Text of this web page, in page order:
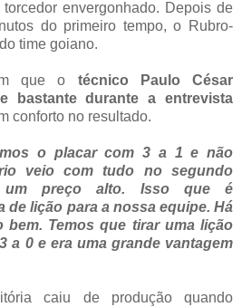
envergonhado. Depois de
do primeiro tempo, o Rubro-
time goiano.
que o técnico Paulo César
bastante durante a entrevista
conforto no resultado.
o placar com 3 a 1 e não
veio com tudo no segundo
um preço alto. Isso que é
de lição para a nossa equipe. Há
bem. Temos que tirar uma lição
a 0 e era uma grande vantagem
caiu de produção quando